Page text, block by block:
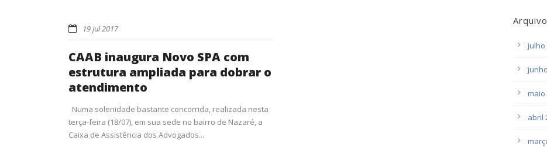
19 jul 2017
CAAB inaugura Novo SPA com
estrutura ampliada para dobrar o
atendimento
Numa solenidade bastante concorrida, realizada nesta
terça-feira (18/07), em sua sede no bairro de Nazaré, a
Caixa de Assistência dos Advogados...
julho
maio
abril